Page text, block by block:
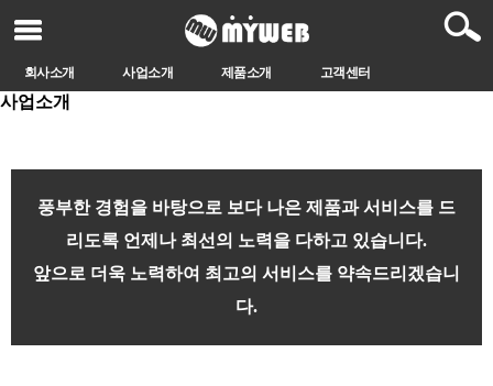
회사소개 사업소개 제품소개 고객센터
사업소개
본문
풍부한 경험을 바탕으로 보다 나은 제품과 서비스를 드
리도록 언제나 최선의 노력을 다하고 있습니다.
앞으로 더욱 노력하여 최고의 서비스를 약속드리겠습니
다.